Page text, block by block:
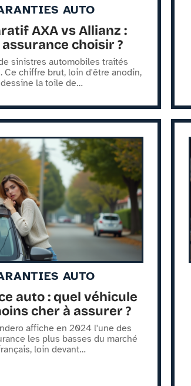
AUTO
AXA vs Allianz :
choisir ?
sinistres automobiles traités
Ce chiffre brut, loin d'être anodin,
dessine la toile de…
AUTO
auto : quel véhicule
cher à assurer ?
affiche en 2024 l'une des
les plus basses du marché
loin devant…